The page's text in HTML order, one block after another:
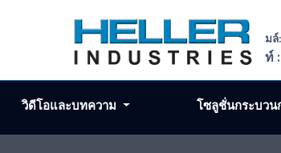
อีเ
โทรศัพท์ :
วิดีโอและบทความ โซลูชั่นกระบวน